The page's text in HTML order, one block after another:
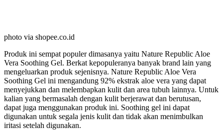
photo via shopee.co.id
Produk ini sempat populer dimasanya yaitu Nature Republic Aloe
Vera Soothing Gel. Berkat kepopuleranya banyak brand lain yang
mengeluarkan produk sejenisnya. Nature Republic Aloe Vera
Soothing Gel ini mengandung 92% ekstrak aloe vera yang dapat
menyejukkan dan melembapkan kulit dan area tubuh lainnya. Untuk
kalian yang bermasalah dengan kulit berjerawat dan berutusan,
dapat juga menggunakan produk ini. Soothing gel ini dapat
digunakan untuk segala jenis kulit dan tidak akan menimbulkan
iritasi setelah digunakan.